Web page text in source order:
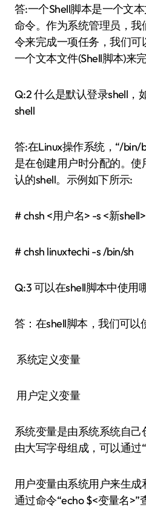
答:一个Shell脚本是一个文
命令。作为系统管理员，
令来完成一项任务，我们
一个文本文件(Shell脚本)来
Q:2 什么是默认登录shell，
shell
答:在Linux操作系统，“/bin/
是在创建用户时分配的。使
认的shell。示例如下所示:
# chsh <用户名> -s <新shell>
# chsh linuxtechi -s /bin/sh
Q:3 可以在shell脚本中使用
答：在shell脚本，我们可以
系统定义变量
用户定义变量
系统变量是由系统系统自
由大写字母组成，可以通过
用户变量由系统用户来生
通过命令“echo $<变量名>”